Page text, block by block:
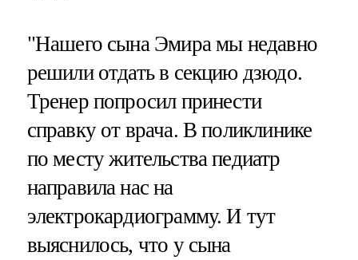
"Нашего сына Эмира мы недавно
решили отдать в секцию дзюдо.
Тренер попросил принести
справку от врача. В поликлинике
по месту жительства педиатр
направила нас на
электрокардиограмму. И тут
выяснилось, что у сына